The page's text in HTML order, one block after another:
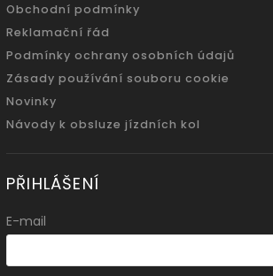
Obchodní podmínky
Reklamační řád
Podmínky ochrany osobních údajů
Zásady používání souboru cookie
Novinky
Návody k obsluze jízdních kol
PŘIHLÁŠENÍ
E-mail